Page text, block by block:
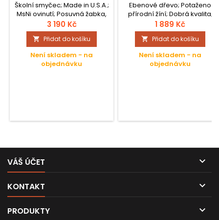
Školní smyčec; Made in U.S.A.;
MsNi ovinutí; Posuvná žabka,
plastová; Černá kulatá tyč;
Potaženo přírodní žíní;
Třídílná nožka;
3 190 Kč
 Přidat do košíku
Není skladem - na
objednávku
Ebenové dřevo; Potaženo
přírodní žíní; Dobrá kvalita;
Kulatá tyč;
1 889 Kč
 Přidat do košíku
Není skladem - na
objednávku
VÁŠ ÚČET 
KONTAKT 
PRODUKTY 